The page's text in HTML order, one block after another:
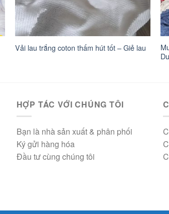
Vải lau trắng coton thấm hút tốt – Giẻ lau
HỢP TÁC VỚI CHÚNG TÔI
Bạn là nhà sản xuất & phân phối
Ký gửi hàng hóa
Đầu tư cùng chúng tôi